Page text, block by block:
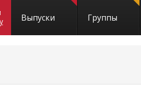
Выпуски Группы